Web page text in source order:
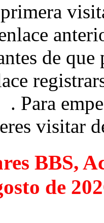
de que
. Para
visitar
BBS,
de